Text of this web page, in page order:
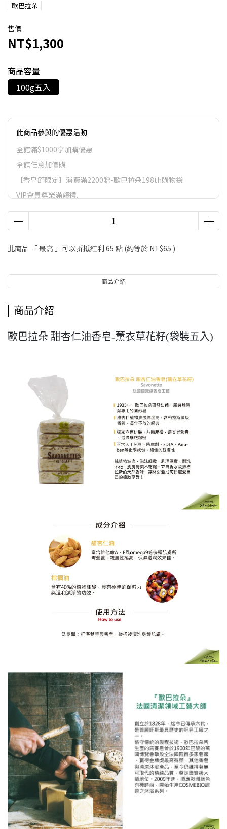
歐巴拉朵
售價
NT$1,300
商品容量
100g五入
此商品參與的優惠活動
全館滿$1000享加購優惠
全館任意加價購
【香皂節限定】消費滿2200贈-歐巴拉朵198th購物袋
VIP會員尊榮滿額禮.
VIP會員尊榮滿額禮
此商品 「 最高 」可以折抵紅利 65 點 (約等於 NT$65 )
商品介紹
商品介紹
歐巴拉朵 甜杏仁油香皂-薰衣草花籽(袋裝五入)